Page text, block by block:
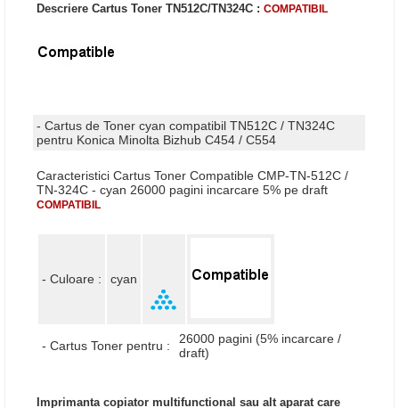
Descriere Cartus Toner TN512C/TN324C : COMPATIBIL
- Cartus de Toner cyan compatibil TN512C / TN324C
pentru Konica Minolta Bizhub C454 / C554
Caracteristici Cartus Toner Compatible CMP-TN-512C /
TN-324C - cyan 26000 pagini incarcare 5% pe draft
COMPATIBIL
- Culoare : cyan
- Cartus Toner pentru :
26000 pagini (5% incarcare /
draft)
Imprimanta copiator multifunctional sau alt aparat care